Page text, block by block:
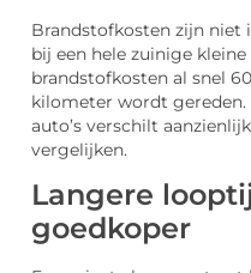
Brandstofkosten zijn niet
bij een hele zuinige
brandstofkosten al snel
kilometer wordt
auto’s verschilt
vergelijken.
Langere
goedkoper